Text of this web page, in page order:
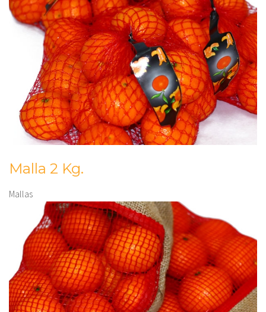
Malla 2 Kg.
Mallas